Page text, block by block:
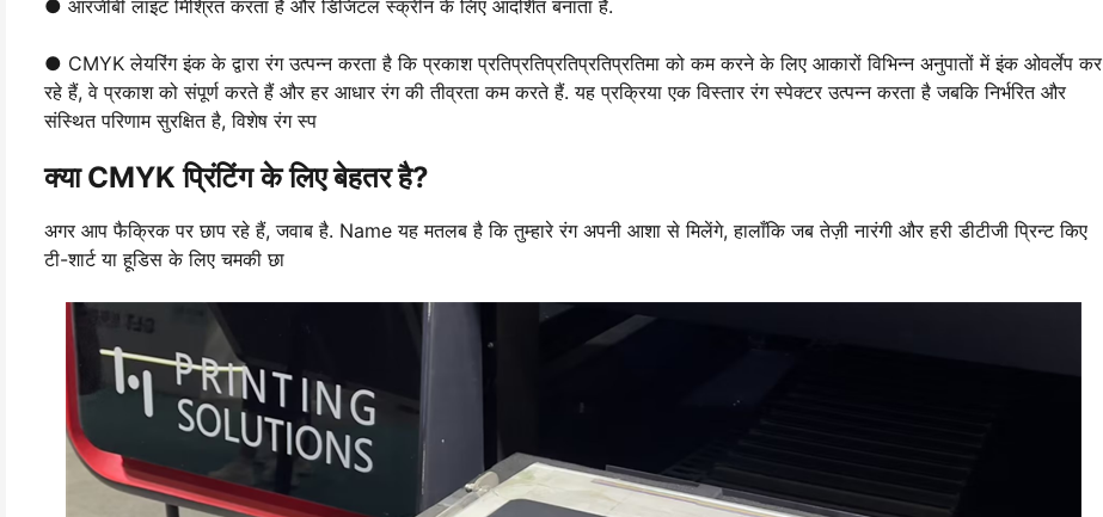
● आरजीबी लाइट मिश्रित करता है और डिजिटल स्क्रीन के लिए आदर्शित बनाता है.
● CMYK लेयरिंग इंक के द्वारा रंग उत्पन्न करता है कि प्रकाश प्रतिप्रतिप्रतिप्रतिप्रतिमा को कम करने के लिए आकारों विभिन्न अनुपातों में इंक ओवर्लेप कर
रहे हैं, वे प्रकाश को संपूर्ण करते हैं और हर आधार रंग की तीव्रता कम करते हैं. यह प्रक्रिया एक विस्तार रंग स्पेक्टर उत्पन्न करता है जबकि निर्भरित और
संस्थित परिणाम सुरक्षित है, विशेष रंग स्प
क्या CMYK प्रिंटिंग के लिए बेहतर है?
अगर आप फैक्रिक पर छाप रहे हैं, जवाब है. Name यह मतलब है कि तुम्हारे रंग अपनी आशा से मिलेंगे, हालाँकि जब तेज़ी नारंगी और हरी डीटीजी प्रिन्ट किए
टी-शार्ट या हूडिस के लिए चमकी छा